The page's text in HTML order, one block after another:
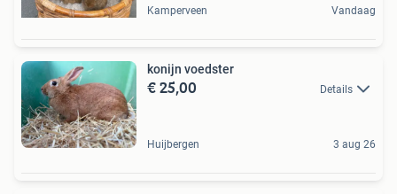
Kamperveen Vandaag
konijn voedster
€ 25,00 Details
Huijbergen 3 aug 26